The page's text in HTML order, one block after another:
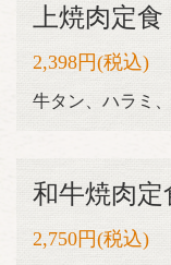
上焼肉定食
2,398円(税込)
牛タン、ハラミ
和牛焼肉定
2,750円(税込)